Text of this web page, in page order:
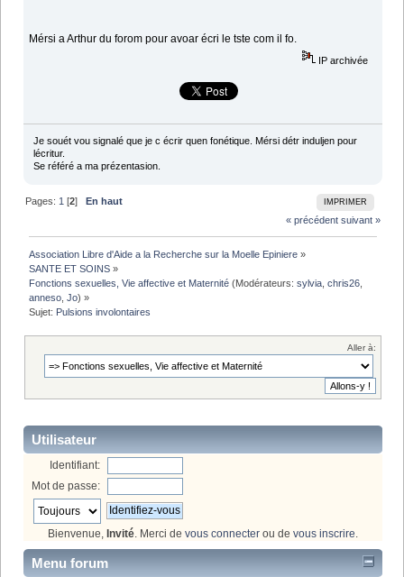
Mérsi a Arthur du forom pour avoar écri le tste com il fo.
IP archivée
Je souét vou signalé que je c écrir quen fonétique. Mérsi détr induljen pour
lécritur.
Se référé a ma prézentasion.
IMPRIMER
Pages: 1 [2]En haut
« précédent suivant »
Association Libre d'Aide a la Recherche sur la Moelle Epiniere »
SANTE ET SOINS »
Fonctions sexuelles, Vie affective et Maternité (Modérateurs:sylvia ,chris26
anneso ,Jo) »
Sujet: Pulsions involontaires
Aller à:
Utilisateur
Identifiant:
Mot de passe:
Bienvenue, Invité. Merci de vous connecter ou de vous inscrire.
Menu forum